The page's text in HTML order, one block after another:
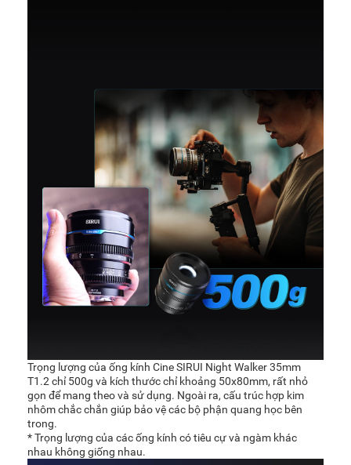
Trọng lượng của ống kính Cine SIRUI Night Walker 35mm
T1.2 chỉ 500g và kích thước chỉ khoảng 50x80mm, rất nhỏ
gọn để mang theo và sử dụng. Ngoài ra, cấu trúc hợp kim
nhôm chắc chắn giúp bảo vệ các bộ phận quang học bên
trong.
* Trọng lượng của các ống kính có tiêu cự và ngàm khác
nhau không giống nhau.